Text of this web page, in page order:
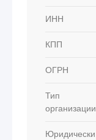
ИНН
КПП
ОГРН
Тип
организации
Юридически